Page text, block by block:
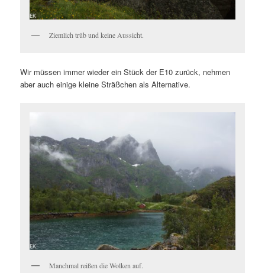
Ziemlich trüb und keine Aussicht.
Wir müssen immer wieder ein Stück der E10 zurück, nehmen
aber auch einige kleine Sträßchen als Alternative.
Manchmal reißen die Wolken auf.